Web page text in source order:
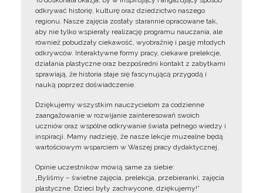
odkrywać historię, kulturę oraz dziedzictwo naszego
regionu. Nasze zajęcia zostały starannie opracowane tak,
aby nie tylko wspierały realizację programu nauczania, ale
również pobudzały ciekawość, wyobraźnię i pasję młodych
odkrywców. Interaktywne formy pracy, ciekawe prelekcje,
działania plastyczne oraz bezpośredni kontakt z zabytkami
sprawiają, że historia staje się fascynującą przygodą i
nauką poprzez doświadczenie.
Dziękujemy wszystkim nauczycielom za codzienne
zaangażowanie w rozwijanie zainteresowań swoich
uczniów oraz wspólne odkrywanie świata pełnego wiedzy i
inspiracji. Mamy nadzieję, że nasze lekcje muzealne będą
wartościowym wsparciem w Waszej pracy dydaktycznej.
Opinie uczestników mówią same za siebie:
„Byliśmy – świetne zajęcia, prelekcja, przebieranki, zajęcia
plastyczne. Dzieci były zachwycone, dziękujemy!”